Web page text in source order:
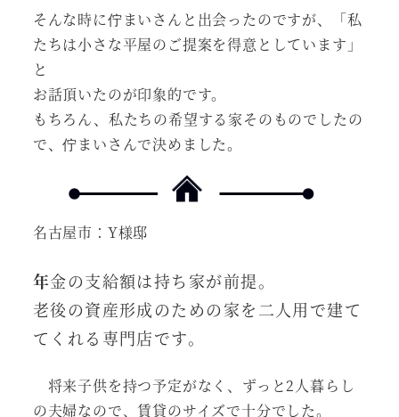
そんな時に佇まいさんと出会ったのですが、「私
たちは小さな平屋のご提案を得意としています」
と
お話頂いたのが印象的です。
もちろん、私たちの希望する家そのものでしたの
で、佇まいさんで決めました。
名古屋市：Y様邸
年金の支給額は持ち家が前提。
老後の資産形成のための家を二人用で建て
てくれる専門店です。
将来子供を持つ予定がなく、ずっと2人暮らし
の夫婦なので、賃貸のサイズで十分でした。